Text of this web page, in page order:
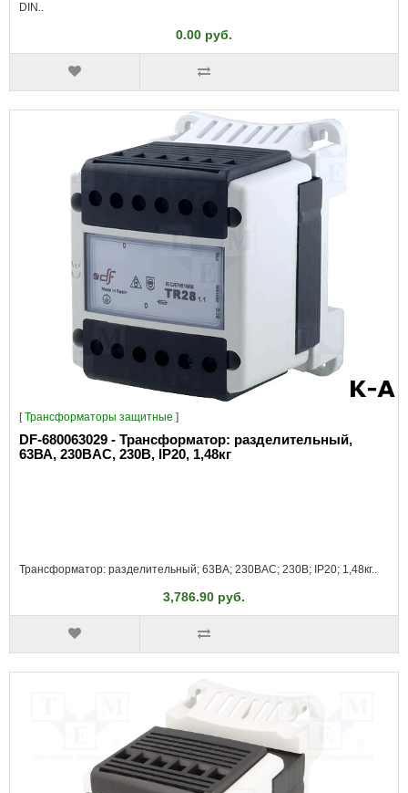
DIN..
0.00 руб.
[Трансформаторы защитные ]
DF-680063029 - Трансформатор: разделительный,
63ВА, 230ВAC, 230В, IP20, 1,48кг
Трансформатор: разделительный; 63ВА; 230ВAC; 230В; IP20; 1,48кг..
3,786.90 руб.